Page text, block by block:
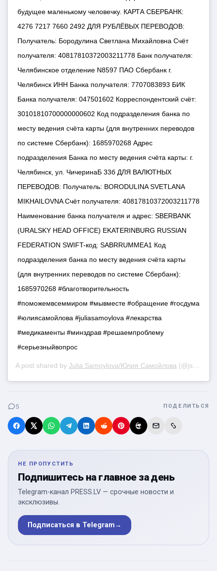
будущее маленькому человечку. КАРТА СБЕРБАНК:
4276 7217 7660 2492 ДЛЯ РУБЛЁВЫХ ПЕРЕВОДОВ:
Получатель: Бородулина Светлана Михайловна Счёт
получателя: 40817810372003211778 Банк получателя:
Челябинское отделение N8597 ПАО Сбербанк г.
Челябинск ИНН Банка получателя: 7707083893 БИК
Банка получателя: 047501602 Корреспондентский счёт:
30101810700000000602 Код подразделения банка по
месту ведения счёта карты (для внутренних переводов
по системе Сбербанк): 1685970268 Адрес
подразделения Банка по месту ведения счёта карты: г.
Челябинск, ул. ЧичеринаБ 33б ДЛЯ ВАЛЮТНЫХ
ПЕРЕВОДОВ: Получатель: BORODULINA SVETLANA
MIKHAILOVNA Счёт получателя: 40817810372003211778
Наименование банка получателя и адрес: SBERBANK
(URALSKY HEAD OFFICE) EKATERINBURG RUSSIAN
FEDERATION SWIFT-код: SABRRUMMEA1 Код
подразделения банка по месту ведения счёта карты
(для внутренних переводов по системе Сбербанк):
1685970268 #благотворительность
#поможемвсеммиром #мывместе #обращение #госдума
#юлиясамойлова #juliasamoylova #лекарства
#медикаменты #минздрав #решаемпроблему
#серьезныйвопрос
A post shared by Julia Samoylova/Юлия Самойлова (@jsvok) on
5 ПОДЕЛИТЬСЯ
НЕ ПРОПУСТИТЬ
Подпишитесь на главное за день
Telegram-канал PRESS.LV — срочные новости и
эксклюзивы.
Подписаться в Telegram→